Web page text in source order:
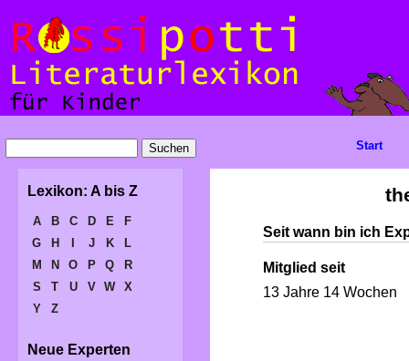
Seit wann bin ich
Mitglied seit
13 Jahre 14 Wochen
Start
Lexikon: A bis Z
A B C D E
F
G
H J K
L
M
N O P Q
R
S
T U V W
X
Y
Z
Neue Experten